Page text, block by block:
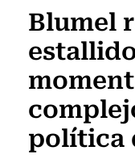
Blumel
política